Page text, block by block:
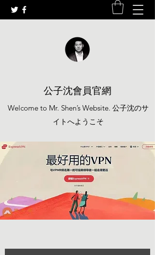
公子沈會員官網
Welcome to Mr. Shen’s Website. 公子沈のサ
イトへようこそ